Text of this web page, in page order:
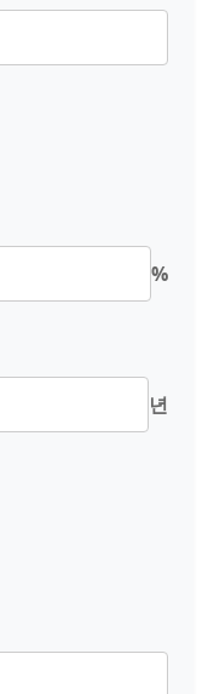
%
년